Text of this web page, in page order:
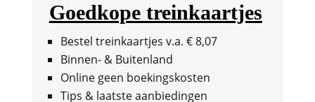
Goedkope treinkaartjes
Bestel treinkaartjes v.a. € 8,07
Binnen- & Buitenland
Online geen boekingskosten
Tips & laatste aanbiedingen